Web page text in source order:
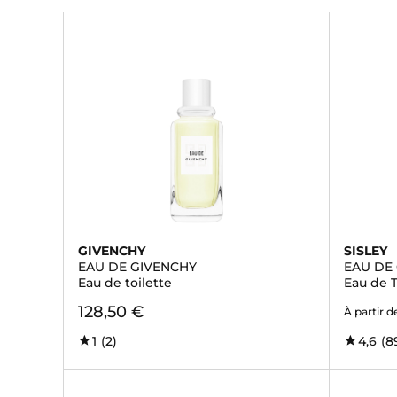
GIVENCHY
EAU DE GIVENCHY
Eau de toilette
128,50 €
1 (2)
SISLEY
EAU DE
Eau de
À partir
4,6